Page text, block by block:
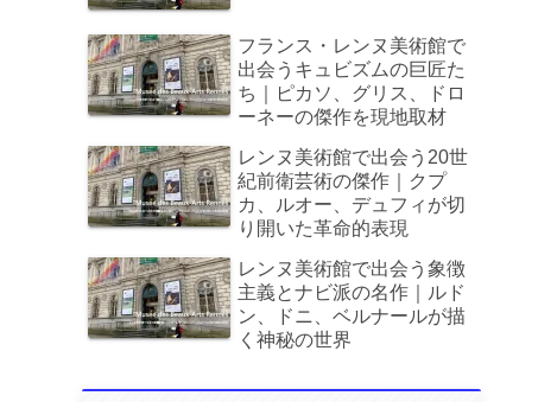
フランス・レンヌ美術館で
出会うキュビズムの巨匠た
ち｜ピカソ、グリス、ドロ
ーネーの傑作を現地取材
レンヌ美術館で出会う20世
紀前衛芸術の傑作｜クプ
カ、ルオー、デュフィが切
り開いた革命的表現
レンヌ美術館で出会う象徴
主義とナビ派の名作｜ルド
ン、ドニ、ベルナールが描
く神秘の世界